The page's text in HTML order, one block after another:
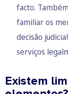
facto.
familiar os
decisão
serviços
Existem